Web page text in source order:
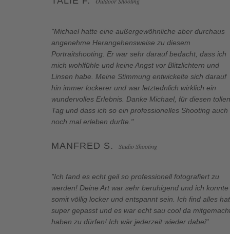
"Michael hatte eine außergewöhnliche aber durchaus
angenehme Herangehensweise zu diesem
Portraitshooting. Er war sehr darauf bedacht, dass ich
mich wohlfühle und keine Angst vor Blitzlichtern und
Linsen habe. Meine Stimmung entwickelte sich darauf
hin immer lockerer und war letztednlich wirklich ein
wundervolles Erlebnis. Danke Michael, für diesen tollen
Tag und dass ich so ein professionelles Shooting auch
noch mal erleben durfte."
MANFRED S. Studio Shooting
"Ich fand es echt geil so professionell fotografiert zu
werden! Deine Art war sehr beruhigend und ich konnte
somit völlig locker und entspannt sein. Ich find alles hat
super gepasst und es war echt sau cool da
haben zu dürfen! Ich wär jederzeit wieder dabei".